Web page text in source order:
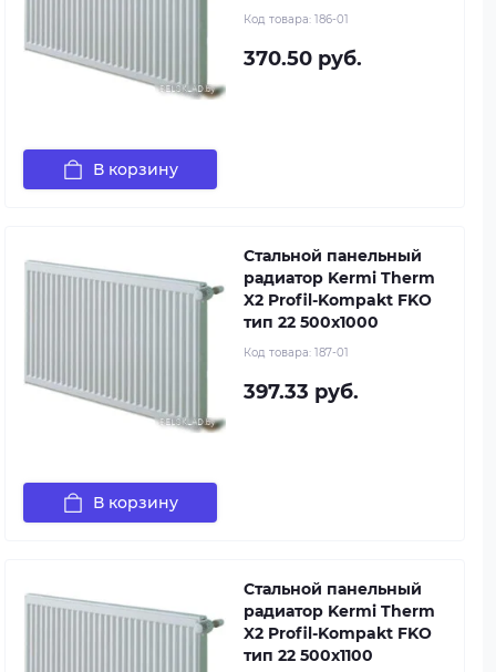
Код товара: 186-01
370.50 руб.
В корзину
Стальной панельный
радиатор Kermi Therm
X2 Profil-Kompakt FKO
тип 22 500x1000
Код товара: 187-01
397.33 руб.
В корзину
Стальной панельный
радиатор Kermi Therm
X2 Profil-Kompakt FKO
тип 22 500x1100